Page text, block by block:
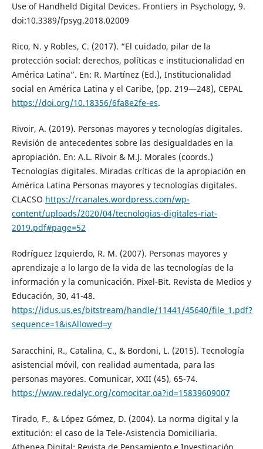
Use of Handheld Digital Devices. Frontiers in Psychology, 9.
doi:10.3389/fpsyg.2018.02009
Rico, N. y Robles, C. (2017). “El cuidado, pilar de la
protección social: derechos, políticas e institucionalidad en
América Latina”. En: R. Martínez (Ed.), Institucionalidad
social en América Latina y el Caribe, (pp. 219—248), CEPAL
https://doi.org/10.18356/6fa8e2fe-es.
Rivoir, A. (2019). Personas mayores y tecnologías digitales.
Revisión de antecedentes sobre las desigualdades en la
apropiación. En: A.L. Rivoir & M.J. Morales (coords.)
Tecnologías digitales. Miradas críticas de la apropiación en
América Latina Personas mayores y tecnologías digitales.
CLACSO https://rcanales.wordpress.com/wp-
content/uploads/2020/04/tecnologias-digitales-riat-
2019.pdf#page=52
Rodríguez Izquierdo, R. M. (2007). Personas mayores y
aprendizaje a lo largo de la vida de las tecnologías de la
información y la comunicación. Pixel-Bit. Revista de Medios y
Educación, 30, 41-48.
https://idus.us.es/bitstream/handle/11441/45640/file_1.pdf?
sequence=1&isAllowed=y
Saracchini, R., Catalina, C., & Bordoni, L. (2015). Tecnología
asistencial móvil, con realidad aumentada, para las
personas mayores. Comunicar, XXII (45), 65-74.
https://www.redalyc.org/comocitar.oa?id=15839609007
Tirado, F., & López Gómez, D. (2004). La norma digital y la
extitución: el caso de la Tele-Asistencia Domiciliaria.
Athenea Digital: Revista de Pensamiento e Investigación